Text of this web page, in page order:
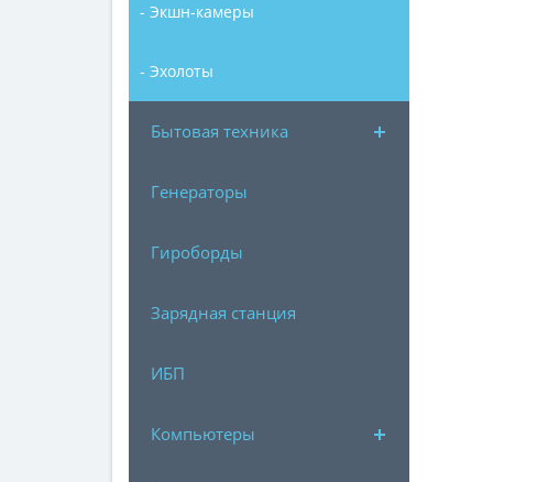
- Экшн-камеры
- Эхолоты
Бытовая техника
Генераторы
Гироборды
Зарядная станция
ИБП
Компьютеры